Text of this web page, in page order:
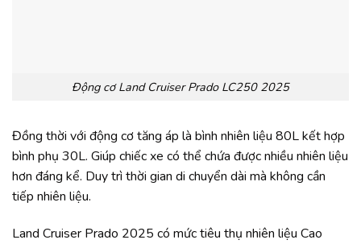
Động cơ Land Cruiser Prado LC250 2025
Đồng thời với động cơ tăng áp là bình nhiên liệu 80L kết hợp
bình phụ 30L. Giúp chiếc xe có thể chứa được nhiều nhiên liệu
hơn đáng kể. Duy trì thời gian di chuyển dài mà không cần
tiếp nhiên liệu.
Land Cruiser Prado 2025 có mức tiêu thụ nhiên liệu Cao